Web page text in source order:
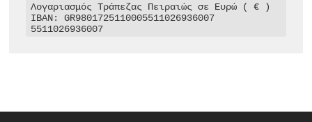
Λογαριασμός Τράπεζας Πειραιώς σε Ευρώ ( € )
IBAN: GR9801725110005511026936007
5511026936007